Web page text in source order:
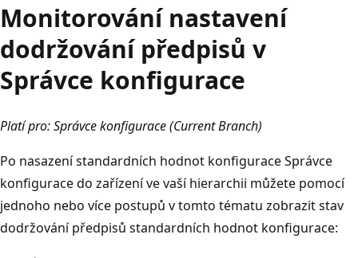
Monitorování nastavení
dodržování předpisů v
Správce konfigurace
Platí pro: Správce konfigurace (Current Branch)
Po nasazení standardních hodnot konfigurace Správce
konfigurace do zařízení ve vaší hierarchii můžete pomocí
jednoho nebo více postupů v tomto tématu zobrazit stav
dodržování předpisů standardních hodnot konfigurace: